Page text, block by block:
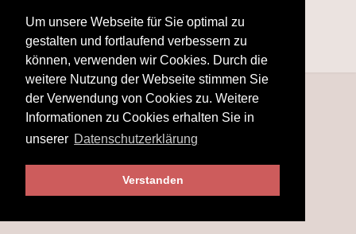
Um unsere Webseite für Sie optimal zu
gestalten und fortlaufend verbessern zu
können, verwenden wir Cookies. Durch die
weitere Nutzung der Webseite stimmen Sie
der Verwendung von Cookies zu. Weitere
Informationen zu Cookies erhalten Sie in
unserer Datenschutzerklärung
Verstanden
© 2025www.hobby-fotografie.mobi